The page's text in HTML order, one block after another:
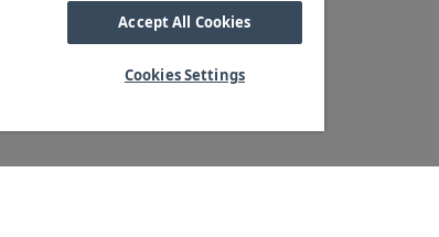
Accept All Cookies
Cookies Settings